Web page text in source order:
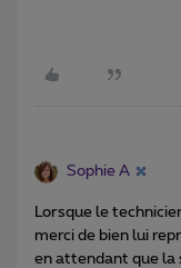
Sophie A
Lorsque le
merci de bien lui
en attendant que la